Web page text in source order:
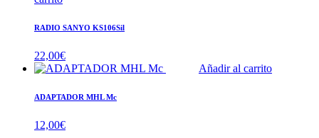
RADIO SANYO KS106Sil
22,00€
Añadir al carrito
ADAPTADOR MHL Mc
12,00€